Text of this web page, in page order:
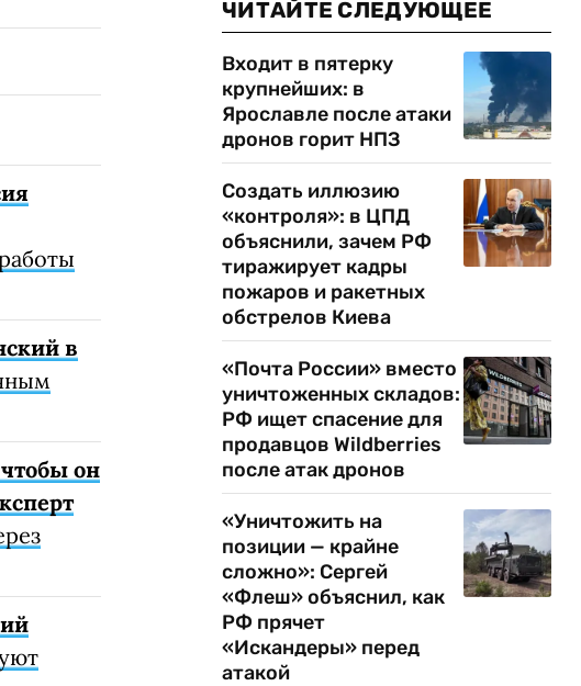
в
он
ЧИТАЙТЕ СЛЕДУЮЩЕЕ
Входит в пятерку
крупнейших: в
Ярославле после атаки
дронов горит НПЗ
Создать иллюзию
«контроля»: в ЦПД
объяснили, зачем РФ
тиражирует кадры
пожаров и ракетных
обстрелов Киева
«Почта России» вместо
уничтоженных складов:
РФ ищет спасение для
продавцов Wildberries
после атак дронов
«Уничтожить на
позиции — крайне
сложно»: Сергей
«Флеш» объяснил, как
РФ прячет
«Искандеры» перед
атакой